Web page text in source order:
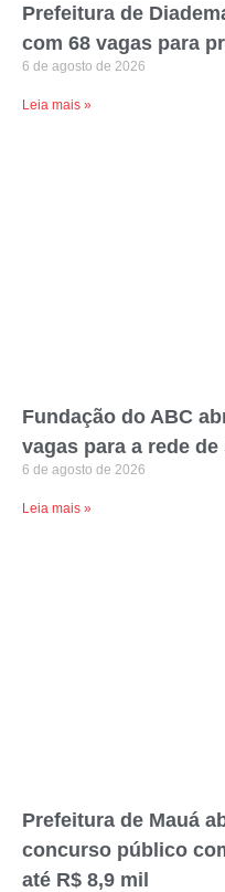
Prefeitura de
com 68 vagas para
6 de agosto de 2026
Leia mais »
Fundação do ABC
vagas para a rede
6 de agosto de 2026
Leia mais »
Prefeitura de Mauá
concurso público
até R$ 8,9 mil